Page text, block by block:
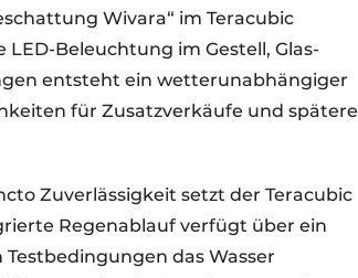
Wivara“ im Teracubic
Beleuchtung im Gestell, Glas-
entsteht ein wetterunabhängiger
für Zusatzverkäufe und spätere
Zuverlässigkeit setzt der Teracubic
Regenablauf verfügt über ein
das Wasser